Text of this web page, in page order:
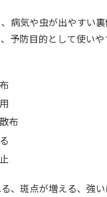
病気や虫が出やすい
予防目的として使い
布
、斑点が増える、強